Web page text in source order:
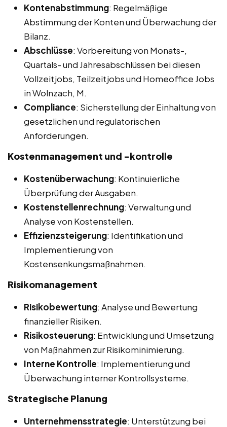
Kontenabstimmung: Regelmäßige
Abstimmung der Konten und Überwachung der
Bilanz.
Abschlüsse: Vorbereitung von Monats-,
Quartals- und Jahresabschlüssen bei diesen
Vollzeitjobs, Teilzeitjobs und Homeoffice Jobs
in Wolnzach, M.
Compliance: Sicherstellung der Einhaltung von
gesetzlichen und regulatorischen
Anforderungen.
Kostenmanagement und -kontrolle
Kostenüberwachung: Kontinuierliche
Überprüfung der Ausgaben.
Kostenstellenrechnung: Verwaltung und
Analyse von Kostenstellen.
Effizienzsteigerung: Identifikation und
Implementierung von
Kostensenkungsmaßnahmen.
Risikomanagement
Risikobewertung: Analyse und Bewertung
finanzieller Risiken.
Risikosteuerung: Entwicklung und Umsetzung
von Maßnahmen zur Risikominimierung.
Interne Kontrolle: Implementierung und
Überwachung interner Kontrollsysteme.
Strategische Planung
Unternehmensstrategie: Unterstützung bei